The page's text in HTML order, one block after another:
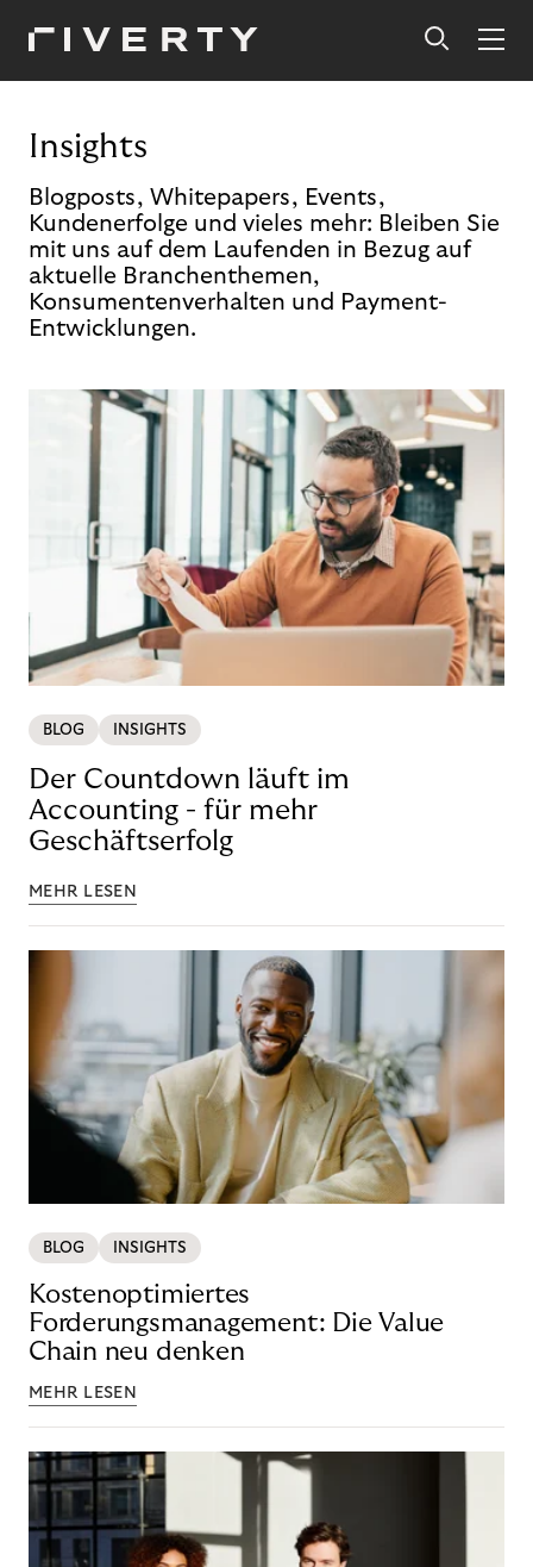
Insights
Blogposts, Whitepapers, Events,
Kundenerfolge und vieles mehr: Bleiben Sie
mit uns auf dem Laufenden in Bezug auf
aktuelle Branchenthemen,
Konsumentenverhalten und Payment-
Entwicklungen.
BLOG INSIGHTS
Der Countdown läuft im
Accounting - für mehr
Geschäftserfolg
MEHR LESEN
BLOG INSIGHTS
Kostenoptimiertes
Forderungsmanagement: Die Value
Chain neu denken
MEHR LESEN